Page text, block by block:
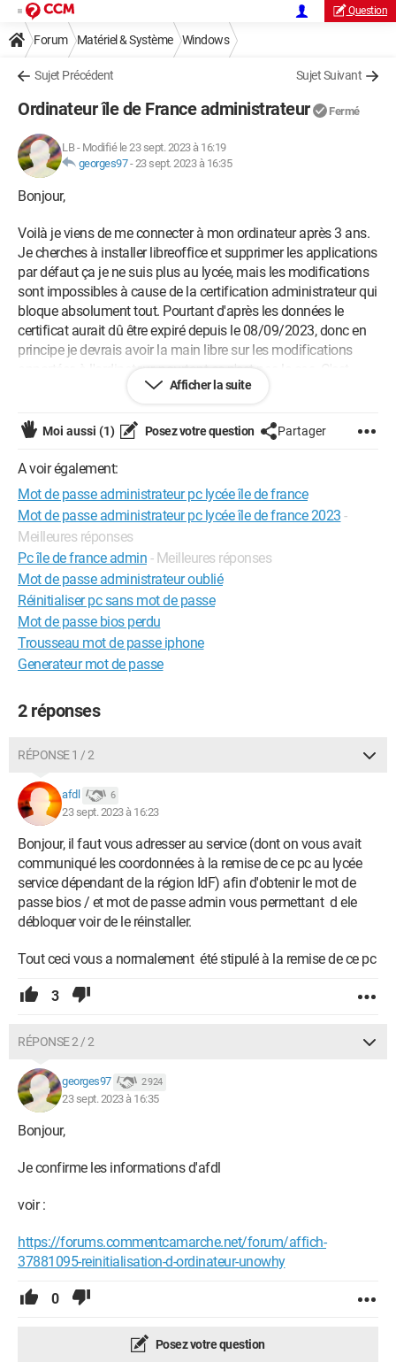
Question
Forum Matériel & Système Windows
Sujet Précédent Sujet Suivant
Ordinateur île de France administrateur Fermé
LB- Modifié le 23 sept. 2023 à 16:19
georges97-23 sept. 2023 à 16:35
Bonjour,
Voilà je viens de me connecter à mon ordinateur après 3 ans.
Je cherches à installer libreoffice et supprimer les applications
par défaut ça je ne suis plus au lycée, mais les modifications
sont impossibles à cause de la certification administrateur qui
bloque absolument tout. Pourtant d'après les données le
certificat aurait dû être expiré depuis le 08/09/2023, donc en
principe je devrais avoir la main libre sur les modifications
apportées à l'ordinateur, pourtant ce n'est pas le cas. C'est
dommage car je ne me suis jamais servie de cet ordinateur, je
alors que j'en ai un neuf. Si il y a un moyen de désactiver
Afficher la suite
Moi aussi (1) Posez votre question Partager
A voir également:
Mot de passe administrateur pc lycée île de france
Mot de passe administrateur pc lycée île de france 2023 -
Meilleures réponses
Pc île de france admin - Meilleures réponses
Mot de passe administrateur oublié
Réinitialiser pc sans mot de passe
Mot de passe bios perdu
Trousseau mot de passe iphone
Generateur mot de passe
2 réponses
RÉPONSE 1 / 2
afdl 6
23 sept. 2023 à 16:23
Bonjour, il faut vous adresser au service (dont on vous avait
communiqué les coordonnées à la remise de ce pc au lycée
service dépendant de la région IdF) afin d'obtenir le mot de
passe bios / et mot de passe admin vous permettant d ele
débloquer voir de le réinstaller.
Tout ceci vous a normalement été stipulé à la remise de ce pc
3
RÉPONSE 2 / 2
georges97 2 924
23 sept. 2023 à 16:35
Bonjour,
Je confirme les informations d'afdl
voir :
https://forums.commentcamarche.net/forum/affich-
37881095-reinitialisation-d-ordinateur-unowhy
0
Posez votre question